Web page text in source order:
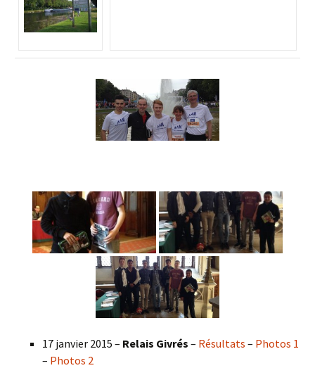
17 janvier 2015 – Relais Givrés – Résultats – Photos 1
– Photos 2